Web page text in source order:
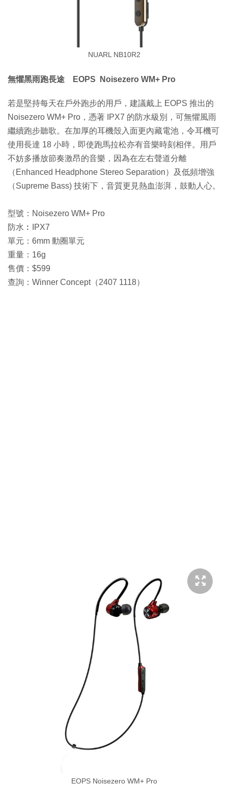
NUARL NB10R2
無懼黑雨跑長途 EOPS Noisezero WM+ Pro
若是堅持每天在戶外跑步的用戶，建議戴上 EOPS 推出的
Noisezero WM+ Pro，憑著 IPX7 的防水級別，可無懼風雨
繼續跑步聽歌。在加厚的耳機殼入面更內藏電池，令耳機可
使用長達 18 小時，即使跑馬拉松亦有音樂時刻相伴。用戶
不妨多播放節奏激昂的音樂，因為在左右聲道分離
（Enhanced Headphone Stereo Separation）及低頻增強
（Supreme Bass) 技術下，音質更見熱血澎湃，鼓動人心。
型號：Noisezero WM+ Pro
防水︰IPX7
單元：6mm 動圈單元
重量：16g
售價：$599
查詢：Winner Concept（2407 1118）
EOPS Noisezero WM+ Pro